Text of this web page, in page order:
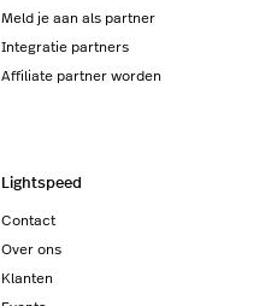
Meld je aan als partner
Integratie partners
Affiliate partner worden
Lightspeed
Contact
Over ons
Klanten